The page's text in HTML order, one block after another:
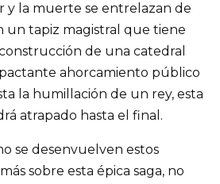
y la muerte se entrelazan de
un tapiz magistral que tiene
de una catedral
ahorcamiento público
la humillación de un rey, esta
atrapado hasta el final.
se desenvuelven estos
sobre esta épica saga, no